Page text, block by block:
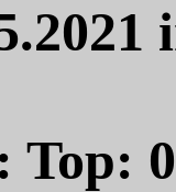
Top: 0